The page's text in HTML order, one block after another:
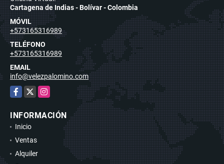
Cartagena de Indias - Bolívar - Colombia
MÓVIL
+573165316989
TELÉFONO
+573165316989
EMAIL
info@velezpalomino.com
Facebook
X Instagram
INFORMACIÓN
Inicio
Ventas
Alquiler